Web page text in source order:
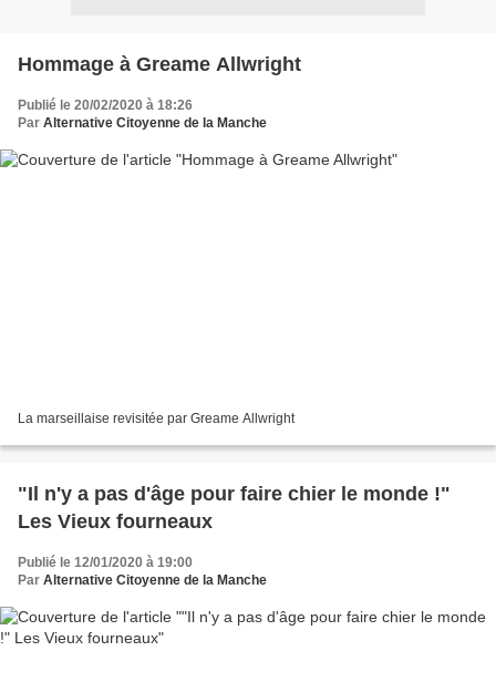
Hommage à Greame Allwright
Publié le 20/02/2020 à 18:26
Par Alternative Citoyenne de la Manche
La marseillaise revisitée par Greame Allwright
"Il n'y a pas d'âge pour faire chier le monde !"
Les Vieux fourneaux
Publié le 12/01/2020 à 19:00
Par Alternative Citoyenne de la Manche